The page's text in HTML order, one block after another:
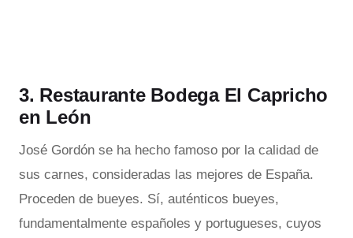
3. Restaurante Bodega El Capricho
en León
José Gordón se ha hecho famoso por la calidad de
sus carnes, consideradas las mejores de España.
Proceden de bueyes. Sí, auténticos bueyes,
fundamentalmente españoles y portugueses, cuyos